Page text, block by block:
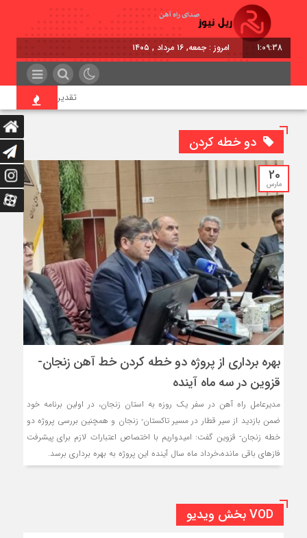
1:09:38 امروز : جمعه, ۱۶ مرداد , ۱۴۰۵
تقدیر معاون اول
دو خطه کردن
20
مارس
بهره برداری از پروژه دو خطه کردن خط آهن زنجان-
قزوین در سه ماه آینده
مدیرعامل راه آهن در سفر یک روزه به استان زنجان، در اولین برنامه خود
ضمن بازدید از سیر قطار در مسیر تاکستان- زنجان و همچنین بررسی پروژه دو
خطه زنجان- قزوین گفت: امیدواریم با اختصاص اعتبارات لازم برای پیشرفت
فازهای باقی مانده،خرداد ماه سال آینده این پروژه به بهره برداری برسد.
VOD بخش ویدیو